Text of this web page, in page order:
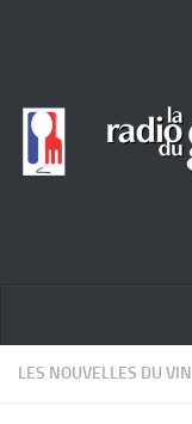
ACTUALITÉ
LES NOUVELLES DU VIN